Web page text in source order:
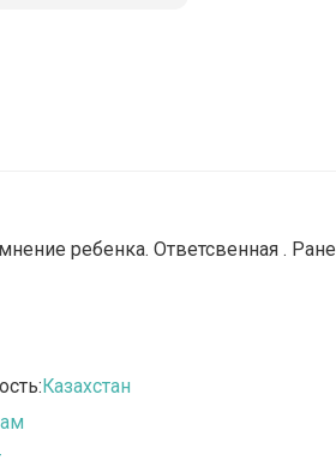
ребенка. Ответсвенная .
Казахстан